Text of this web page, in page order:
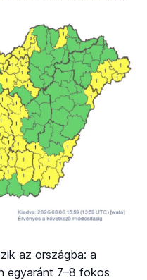
az országba: a
egyaránt 7–8 fokos